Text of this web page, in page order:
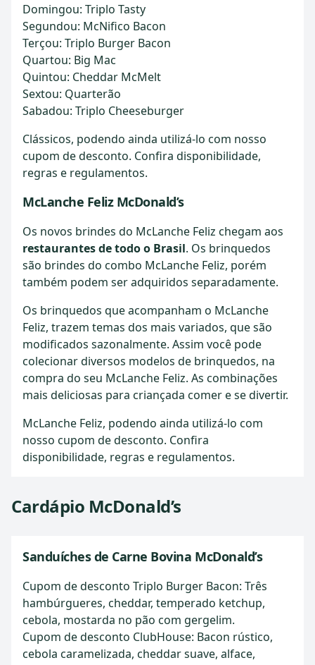
Domingou: Triplo Tasty
Segundou: McNifico Bacon
Terçou: Triplo Burger Bacon
Quartou: Big Mac
Quintou: Cheddar McMelt
Sextou: Quarterão
Sabadou: Triplo Cheeseburger
Clássicos, podendo ainda utilizá-lo com nosso
cupom de desconto. Confira disponibilidade,
regras e regulamentos.
McLanche Feliz McDonald’s
Os novos brindes do McLanche Feliz chegam aos
restaurantes de todo o Brasil. Os brinquedos
são brindes do combo McLanche Feliz, porém
também podem ser adquiridos separadamente.
Os brinquedos que acompanham o McLanche
Feliz, trazem temas dos mais variados, que são
modificados sazonalmente. Assim você pode
colecionar diversos modelos de brinquedos, na
compra do seu McLanche Feliz. As combinações
mais deliciosas para criançada comer e se divertir.
McLanche Feliz, podendo ainda utilizá-lo com
nosso cupom de desconto. Confira
disponibilidade, regras e regulamentos.
Cardápio McDonald’s
Sanduíches de Carne Bovina McDonald’s
Cupom de desconto Triplo Burger Bacon: Três
hambúrgueres, cheddar, temperado ketchup,
cebola, mostarda no pão com gergelim.
Cupom de desconto ClubHouse: Bacon rústico,
cebola caramelizada, cheddar suave, alface,